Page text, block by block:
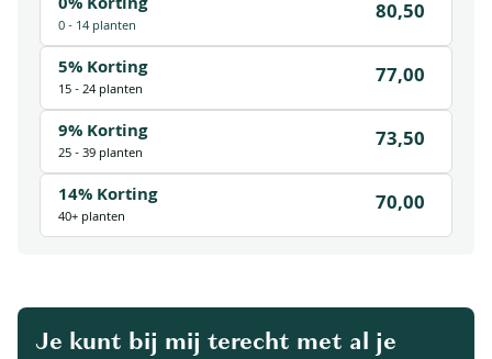
0 - 14 planten 80,50
5% Korting
15 - 24 planten 77,00
9% Korting
25 - 39 planten 73,50
14% Korting
40+ planten 70,00
Je kunt bij mij terecht met al je